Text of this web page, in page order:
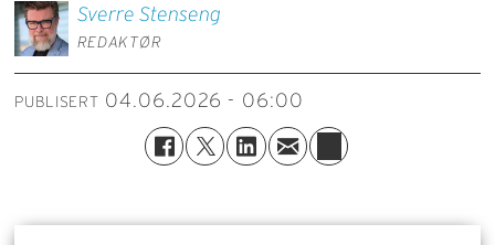
Sverre Stenseng
REDAKTØR
PUBLISERT 04.06.2026 - 06:00